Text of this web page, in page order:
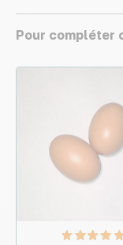
Pour compléter